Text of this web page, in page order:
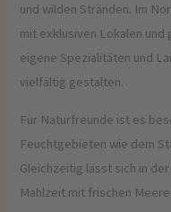
und wilden Stränden. Im
mit exklusiven Lokalen
eigene Spezialitäten und
vielfältig gestalten.
Für Naturfreunde ist es
Feuchtgebieten wie dem
Gleichzeitig lässt sich in
Mahlzeit mit frischen